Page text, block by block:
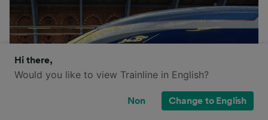
Hi there,
Would you like to view Trainline in English?
Non Change to English